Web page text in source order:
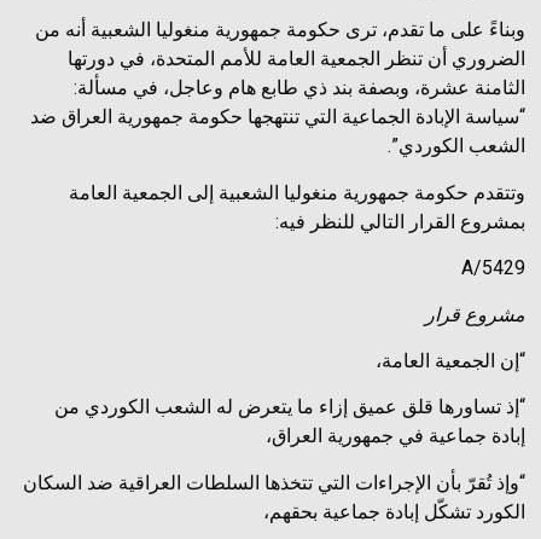
وبناءً على ما تقدم، ترى حكومة جمهورية منغوليا الشعبية أنه من
الضروري أن تنظر الجمعية العامة للأمم المتحدة، في دورتها
الثامنة عشرة، وبصفة بند ذي طابع هام وعاجل، في مسألة:
“سياسة الإبادة الجماعية التي تنتهجها حكومة جمهورية العراق ضد
الشعب الكوردي”.
وتتقدم حكومة جمهورية منغوليا الشعبية إلى الجمعية العامة
بمشروع القرار التالي للنظر فيه:
A/5429
مشروع قرار
“إن الجمعية العامة،
“إذ تساورها قلق عميق إزاء ما يتعرض له الشعب الكوردي من
إبادة جماعية في جمهورية العراق،
“وإذ تُقرّ بأن الإجراءات التي تتخذها السلطات العراقية ضد السكان
الكورد تشكّل إبادة جماعية بحقهم،